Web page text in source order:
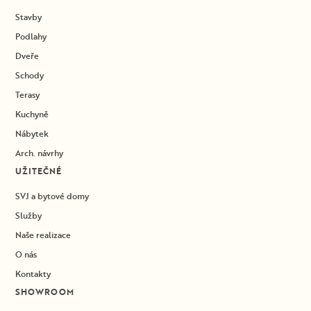
Stavby
Podlahy
Dveře
Schody
Terasy
Kuchyně
Nábytek
Arch. návrhy
UŽITEČNÉ
SVJ a bytové domy
Služby
Naše realizace
O nás
Kontakty
SHOWROOM